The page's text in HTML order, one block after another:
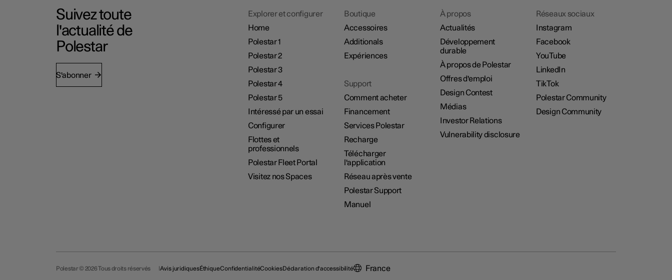
Suivez toute
l'actualité de
Polestar
S'abonner
Explorer et configurer
Home
Polestar 1
Polestar 2
Polestar 3
Polestar 4
Polestar 5
Intéressé par un essai
Configurer
Flottes et
professionnels
Polestar Fleet Portal
Visitez nos Spaces
Boutique
Accessoires
Additionals
Expériences
Support
Comment acheter
Financement
Services Polestar
Recharge
Télécharger
l'application
Réseau après vente
Polestar Support
Manuel
À propos
Actualités
Développement
durable
À propos de Polestar
Offres d'emploi
Design Contest
Médias
Investor Relations
Vulnerability disclosure
Réseaux sociaux
Instagram
Facebook
YouTube
LinkedIn
TikTok
Polestar Community
Design Community
Polestar © 2026 Tous droits réservés Avis juridiquesÉthiqueConfidentialitéCookiesDéclaration d'accessibilité France